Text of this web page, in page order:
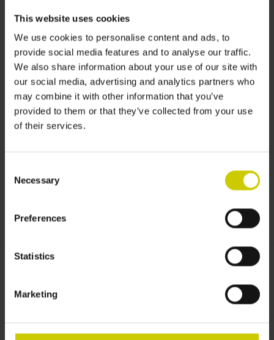
This website uses cookies
We use cookies to personalise content and ads, to
provide social media features and to analyse our traffic.
We also share information about your use of our site with
our social media, advertising and analytics partners who
may combine it with other information that you’ve
provided to them or that they’ve collected from your use
of their services.
Selection
Necessary
Preferences
Statistics
Marketing